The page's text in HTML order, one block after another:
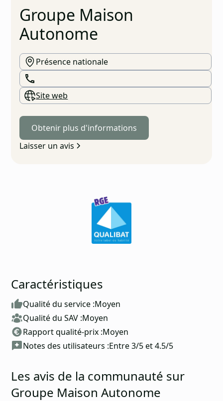
Groupe Maison
Autonome
Présence nationale
Site web
Obtenir plus d'informations
Laisser un avis
Caractéristiques
Qualité du service :Moyen
Qualité du SAV :Moyen
Rapport qualité-prix :Moyen
Notes des utilisateurs :Entre 3/5 et 4.5/5
Les avis de la communauté sur
Groupe Maison Autonome